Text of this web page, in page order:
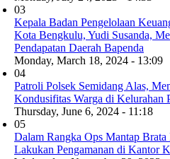
03
Kepala Badan Pengelolaan
Kota Bengkulu, Yudi Susanda,
Pendapatan Daerah Bapenda
Monday, March 18, 2024 - 13:09
04
Patroli Polsek Semidang Alas,
Kondusifitas Warga di Kelurahan
Thursday, June 6, 2024 - 11:18
05
Dalam Rangka Ops Mantap
Lakukan Pengamanan di Kantor